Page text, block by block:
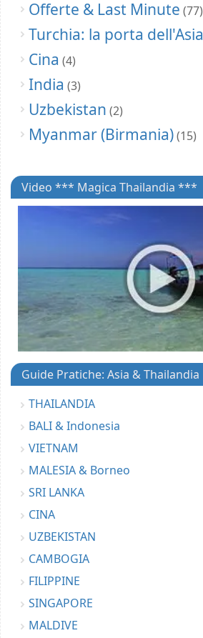
Offerte & Last Minute (77)
Turchia: la porta dell'Asia
Cina (4)
India (3)
Uzbekistan (2)
Myanmar (Birmania)(15)
Video *** Magica Thailandia ***
Guide Pratiche: Asia & Thailandia
THAILANDIA
BALI & Indonesia
VIETNAM
MALESIA & Borneo
SRI LANKA
CINA
UZBEKISTAN
CAMBOGIA
FILIPPINE
SINGAPORE
MALDIVE